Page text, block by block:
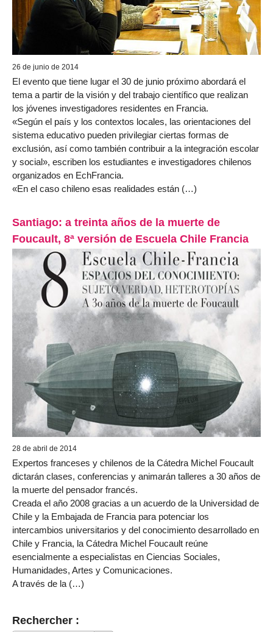
26 de junio de 2014
El evento que tiene lugar el 30 de junio próximo abordará el
tema a partir de la visión y del trabajo científico que realizan
los jóvenes investigadores residentes en Francia.
«Según el país y los contextos locales, las orientaciones del
sistema educativo pueden privilegiar ciertas formas de
exclusión, así como también contribuir a la integración escolar
y social», escriben los estudiantes e investigadores chilenos
organizados en EchFrancia.
«En el caso chileno esas realidades están (…)
Santiago: a treinta años de la muerte de
Foucault, 8ª versión de Escuela Chile Francia
28 de abril de 2014
Expertos franceses y chilenos de la Cátedra Michel Foucault
dictarán clases, conferencias y animarán talleres a 30 años de
la muerte del pensador francés.
Creada el año 2008 gracias a un acuerdo de la Universidad de
Chile y la Embajada de Francia para potenciar los
intercambios universitarios y del conocimiento desarrollado en
Chile y Francia, la Cátedra Michel Foucault reúne
esencialmente a especialistas en Ciencias Sociales,
Humanidades, Artes y Comunicaciones.
A través de la (…)
Rechercher :